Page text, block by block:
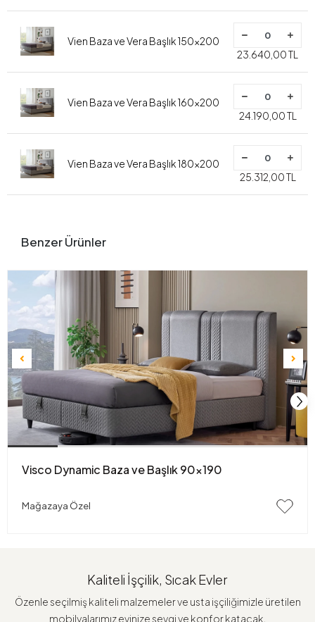
Vien Baza ve Vera Başlık 150x200
23.640,00 TL
Vien Baza ve Vera Başlık 160x200
24.190,00 TL
Vien Baza ve Vera Başlık 180x200
25.312,00 TL
Benzer Ürünler
Visco Dynamic Baza ve Başlık 90x190
Mağazaya Özel
Kaliteli İşçilik, Sıcak Evler
Özenle seçilmiş kaliteli malzemeler ve usta işçiliğimizle üretilen
mobilyalarımız evinize sevgi ve konfor katacak.